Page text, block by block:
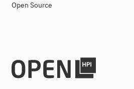
Open Source